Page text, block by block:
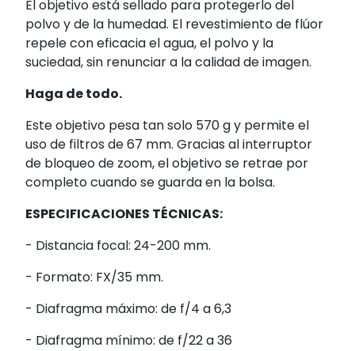
El objetivo está sellado para protegerlo del
polvo y de la humedad. El revestimiento de flúor
repele con eficacia el agua, el polvo y la
suciedad, sin renunciar a la calidad de imagen.
Haga de todo.
Este objetivo pesa tan solo 570 g y permite el
uso de filtros de 67 mm. Gracias al interruptor
de bloqueo de zoom, el objetivo se retrae por
completo cuando se guarda en la bolsa.
ESPECIFICACIONES TÉCNICAS:
- Distancia focal: 24-200 mm.
- Formato: FX/35 mm.
- Diafragma máximo: de f/4 a 6,3
- Diafragma mínimo: de f/22 a 36